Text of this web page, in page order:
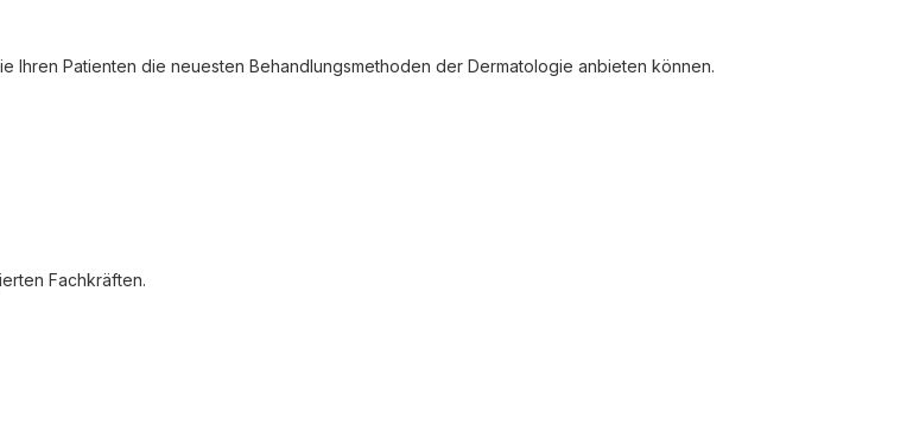
Ihren Patienten die neuesten Behandlungsmethoden der Dermatologie anbieten können.
Fachkräften.